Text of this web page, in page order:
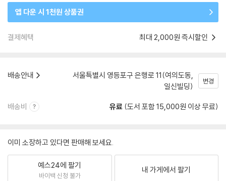
앱 다운 시 1천원 상품권
결제혜택 최대 2,000원 즉시할인
배송안내
서울특별시 영등포구 은행로 11(여의도동,
일신빌딩)
변경
배송비 유료 (도서 포함 15,000원 이상 무료)
이미 소장하고 있다면 판매해 보세요.
예스24에 팔기
바이백 신청 불가
내 가게에서 팔기